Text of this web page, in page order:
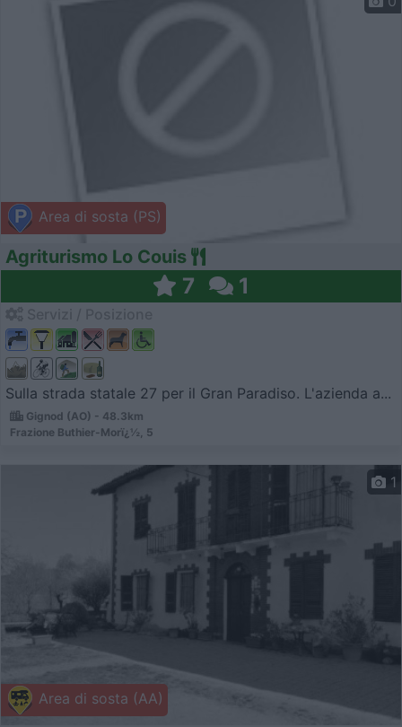
Area di sosta (PS)
Agriturismo Lo Couis
7 1
Sulla strada statale 27 per il Gran Paradiso. L'azienda a...
Gignod (AO) - 48.3km
Frazione Buthier-Morï¿½, 5
Area di sosta (AA)
1